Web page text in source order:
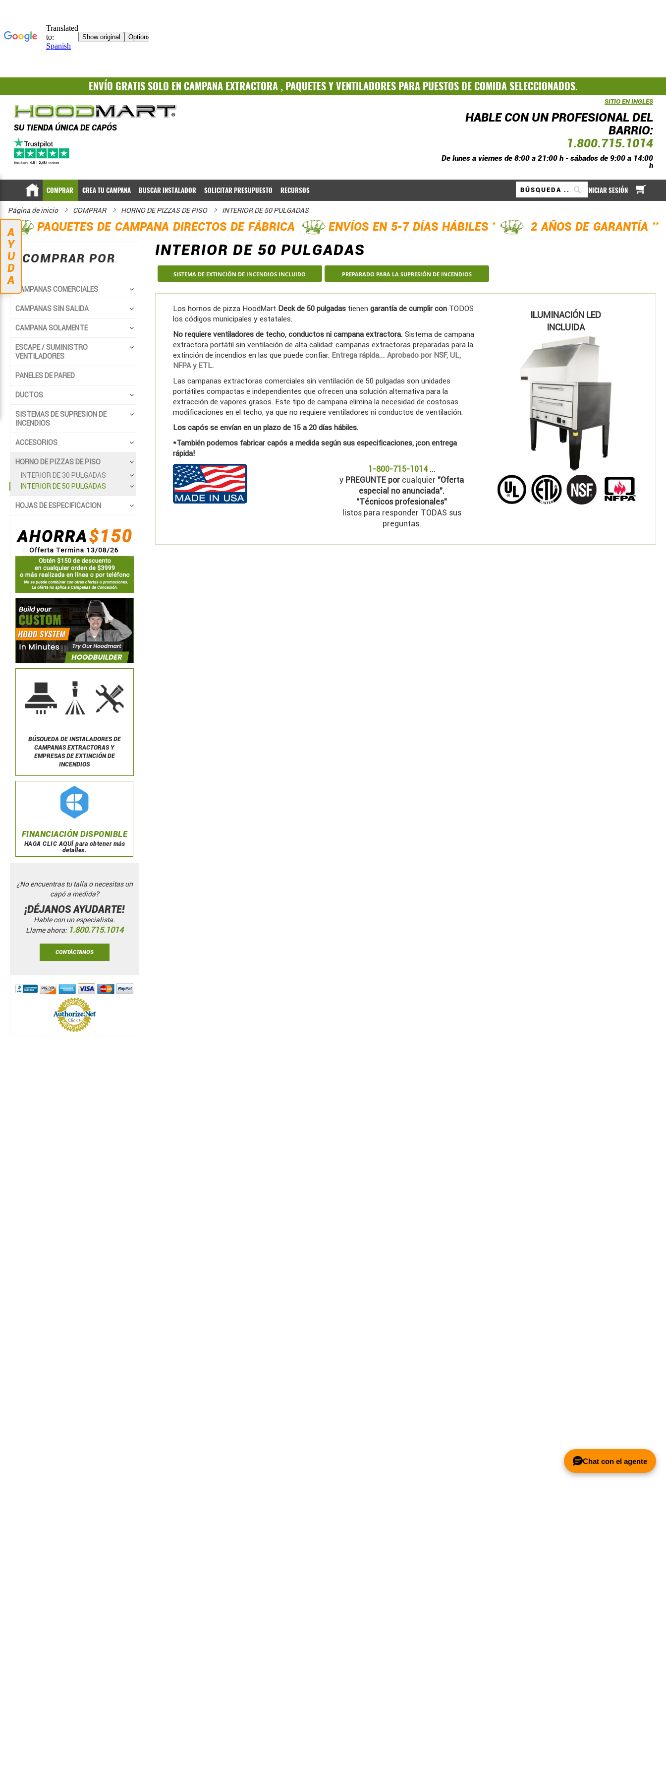
ENVÍO GRATISSOLO EN CAMPANAEXTRACTORA , PAQUETESYVENTILADORES PARA PUESTOS DE COMIDA SELECCIONADOS.
SU TIENDA ÚNICA DE CAPÓS
SITIO EN INGLES
HABLE CON UN PROFESIONAL DEL
BARRIO:
1.800.715.1014
De lunes a viernes de 8:00 a 21:00 h - sábados de 9:00 a 14:00
h
Buscar
A mi
COMPRAR CREA TU CAMPANA BUSCAR INSTALADOR SOLICITAR PRESUPUESTO RECURSOS INICIAR SESIÓN
Página de inicio COMPRAR HORNO DE PIZZAS DE PISO INTERIOR DE 50 PULGADAS
PAQUETES DE CAMPANA DIRECTOS DE FÁBRICA ENVÍOS EN 5-7 DÍAS HÁBILES * 2 AÑOS DE GARANTÍA **
INTERIOR DE 50 PULGADAS
SISTEMA DE EXTINCIÓN DE INCENDIOS INCLUIDO PREPARADO PARA LA SUPRESIÓN DE INCENDIOS
ILUMINACIÓN LED
INCLUIDA
Los hornos de pizza HoodMart Deck de 50 pulgadastienen garantía de cumplir conTODOS
los códigos municipales y estatales.
No requiere ventiladores de techo, conductos ni campana extractora. Sistema de campana
extractora portátil sin ventilación de alta calidad: campanas extractoras preparadas para la
extinción de incendios en las que puede confiar. Entrega rápida... Aprobado por NSF, UL,
NFPA y ETL.
Las campanas extractoras comerciales sin ventilación de 50 pulgadas son unidades
portátiles compactas e independientes que ofrecen una solución alternativa para la
extracción de vapores grasos. Este tipo de campana elimina la necesidad de costosas
modificaciones en el techo, ya que no requiere ventiladores ni conductos de ventilación.
Los capós se envían en un plazo de 15 a 20 días hábiles.
*También podemos fabricar capós a medida según sus especificaciones, ¡con entrega
rápida!
1-800-715-1014...
y PREGUNTE por cualquier "Oferta
especial no anunciada".
"Técnicos profesionales"
listos para responder TODAS sus
preguntas.
COMPRAR POR
CAMPANAS COMERCIALES
CAMPANAS SIN SALIDA
CAMPANA SOLAMENTE
ESCAPE / SUMINISTRO
VENTILADORES
PANELES DE PARED
DUCTOS
SISTEMAS DE SUPRESION DE
INCENDIOS
ACCESORIOS
HORNO DE PIZZAS DE PISO
INTERIOR DE 30 PULGADAS
INTERIOR DE 50 PULGADAS
HOJAS DE ESPECIFICACION
BÚSQUEDA DE INSTALADORES DE
CAMPANAS EXTRACTORAS Y
EMPRESAS DE EXTINCIÓN DE
INCENDIOS
FINANCIACIÓN DISPONIBLE
HAGA CLIC AQUÍ para obtener más
detalles.
¿No encuentras tu talla o necesitas un
capó a medida?
¡DÉJANOS AYUDARTE!
Hable con un especialista.
Llame ahora: 1.800.715.1014
CONTÁCTANOS
Chat con el agente
A
Y
U
D
A